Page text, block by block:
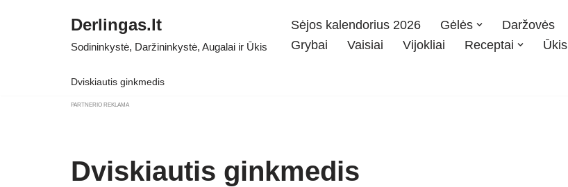
Derlingas.lt
Sodininkystė, Daržininkystė, Augalai ir Ūkis
Sėjos kalendorius 2026 Gėlės Daržovės
Grybai
Vaisiai Vijokliai Receptai Ūkis
Dviskiautis ginkmedis
PARTNERIO REKLAMA
Dviskiautis ginkmedis